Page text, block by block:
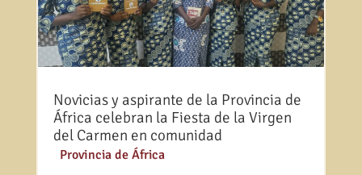
Novicias y aspirante de la Provincia de
África celebran la Fiesta de la Virgen
del Carmen en comunidad
Provincia de África